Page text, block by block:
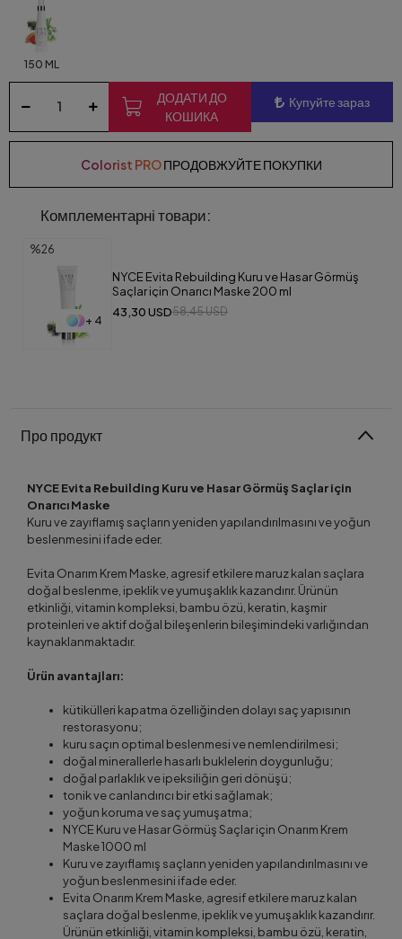
150 ML
ДОДАТИ ДО
КОШИКА
Купуйте зараз
Colorist PROПРОДОВЖУЙТЕ ПОКУПКИ
Комплементарні товари:
%26
+ 4
NYCE Evita Rebuilding Kuru ve Hasar Görmüş
Saçlar için Onarıcı Maske 200 ml
43,30 USD58,45 USD
Про продукт
NYCE Evita Rebuilding Kuru ve Hasar Görmüş Saçlar için
Onarıcı Maske
Kuru ve zayıflamış saçların yeniden yapılandırılmasını ve yoğun
beslenmesini ifade eder.
Evita Onarım Krem Maske, agresif etkilere maruz kalan saçlara
doğal beslenme, ipeklik ve yumuşaklık kazandırır. Ürünün
etkinliği, vitamin kompleksi, bambu özü, keratin, kaşmir
proteinleri ve aktif doğal bileşenlerin bileşimindeki varlığından
kaynaklanmaktadır.
Ürün avantajları:
kütikülleri kapatma özelliğinden dolayı saç yapısının
restorasyonu;
kuru saçın optimal beslenmesi ve nemlendirilmesi;
doğal minerallerle hasarlı buklelerin doygunluğu;
doğal parlaklık ve ipeksiliğin geri dönüşü;
tonik ve canlandırıcı bir etki sağlamak;
yoğun koruma ve saç yumuşatma;
NYCE Kuru ve Hasar Görmüş Saçlar için Onarım Krem
Maske 1000 ml
Kuru ve zayıflamış saçların yeniden yapılandırılmasını ve
yoğun beslenmesini ifade eder.
Evita Onarım Krem Maske, agresif etkilere maruz kalan
saçlara doğal beslenme, ipeklik ve yumuşaklık kazandırır.
Ürünün etkinliği, vitamin kompleksi, bambu özü, keratin,